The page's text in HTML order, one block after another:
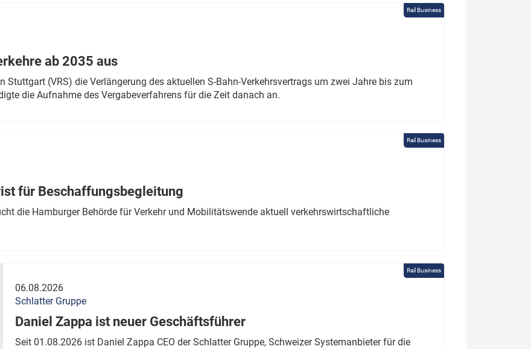
Rail Business
ab 2035 aus
Stuttgart (VRS) die Verlängerung des aktuellen S-Bahn-Verkehrsvertrags um zwei Jahre bis zum
die Aufnahme des Vergabeverfahrens für die Zeit danach an.
Rail Business
für Beschaffungsbegleitung
die Hamburger Behörde für Verkehr und Mobilitätswende aktuell verkehrswirtschaftliche
Rail Business
06.08.2026
Schlatter Gruppe
Daniel Zappa ist neuer Geschäftsführer
Seit 01.08.2026 ist Daniel Zappa CEO der Schlatter Gruppe, Schweizer Systemanbieter für die